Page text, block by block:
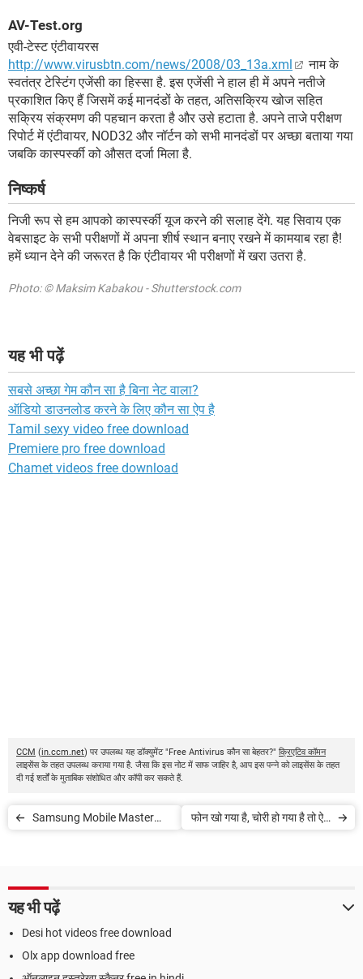
AV-Test.org
एवी-टेस्ट एंटीवायरस
http://www.virusbtn.com/news/2008/03_13a.xml
नाम के
स्वतंत्र टेस्टिंग एजेंसी का हिस्सा है. इस एजेंसी ने हाल ही में अपने नतीजे
प्रकाशित किए हैं जिसमें कई मानदंडों के तहत, अतिसक्रिय खोज सहित
सक्रिय संक्रमण की पहचान करता है और उसे हटाता है. अपने ताजे परीक्षण
रिपोर्ट में एंटीवायर, NOD32 और नॉर्टन को सभी मानदंडों पर अच्छा बताया गया
जबकि कास्पर्स्की को औसत दर्जा मिला है.
निष्कर्ष
निजी रूप से हम आपको कास्पर्स्की यूज करने की सलाह देंगे. यह सिवाय एक
वेबसाइट के सभी परीक्षणों में अपना शीर्ष स्थान बनाए रखने में कामयाब रहा है!
हमें ध्यान देने की जरूरत है कि एंटीवायर भी परीक्षणों में खरा उतरा है.
Photo: © Maksim Kabakou - Shutterstock.com
यह भी पढ़ें
सबसे अच्छा गेम कौन सा है बिना नेट वाला?
ऑडियो डाउनलोड करने के लिए कौन सा ऐप है
Tamil sexy video free download
Premiere pro free download
Chamet videos free download
CCM (in.ccm.net) पर उपलब्ध यह डॉक्युमेंट "Free Antivirus कौन सा बेहतर?" क्रिएटिव कॉमन
लाइसेंस के तहत उपलब्ध कराया गया है. जैसा कि इस नोट में साफ जाहिर है, आप इस पन्ने को लाइसेंस के तहत
दी गई शर्तों के मुताबिक संशोधित और कॉपी कर सकते हैं.
Samsung Mobile Master
फोन खो गया है, चोरी हो गया है तो ऐसे
यह भी पढ़ें
Desi hot videos free download
Olx app download free